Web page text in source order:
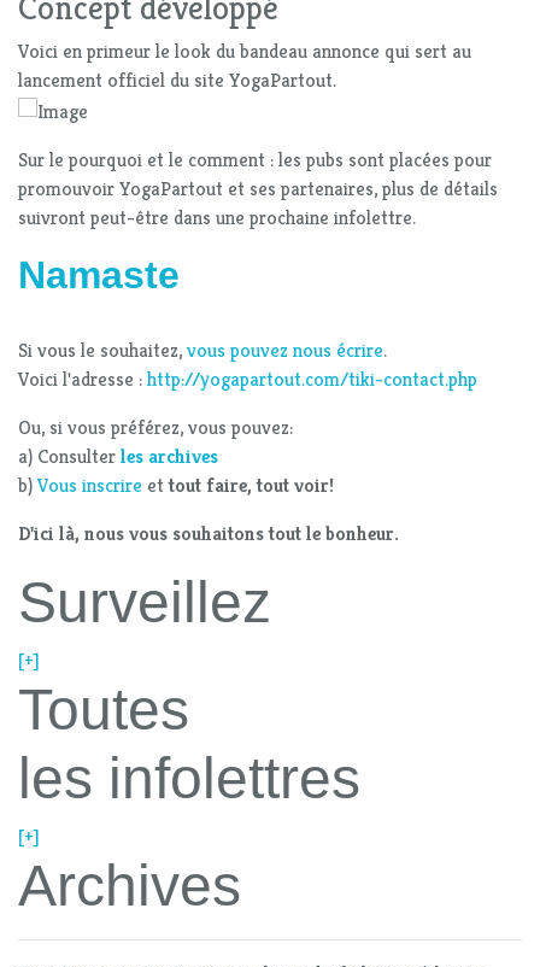
Voici en primeur le look du bandeau annonce qui sert au
lancement officiel du site YogaPartout.
Sur le pourquoi et le comment : les pubs sont placées pour
promouvoir YogaPartout et ses partenaires, plus de détails
suivront peut-être dans une prochaine infolettre.
Namaste
Si vous le souhaitez,vous pouvez nous écrire.
Voici l'adresse :http://yogapartout.com/tiki-contact.php
Ou, si vous préférez, vous pouvez:
a) Consulterles archives
b)Vous inscrire ettout faire, tout voir!
D'ici là, nous vous souhaitons tout le bonheur.
Surveillez
[+]
Toutes
les infolettres
[+]
Archives